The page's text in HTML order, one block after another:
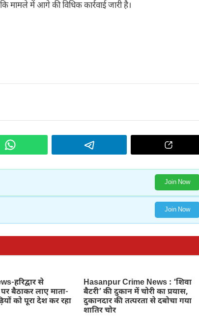
मामले में आगे की विधिक कार्रवाई जारी है।
Join Now
Join Now
हरिद्वार से
बैठाकर लाए माता-
को पूरा देश कर रहा
Hasanpur Crime News : ‘शिवा
बैटरी’ की दुकान में चोरी का प्रयास,
दुकानदार की तत्परता से दबोचा गया
शातिर चोर